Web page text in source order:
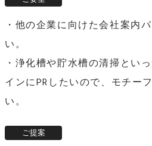
・他の企業に向けた会社案内
い。
・浄化槽や貯水槽の清掃とい
インにPRしたいので、モチー
い。